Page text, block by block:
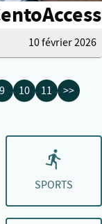
10 février 2026
9 10 11 >>
SPORTS